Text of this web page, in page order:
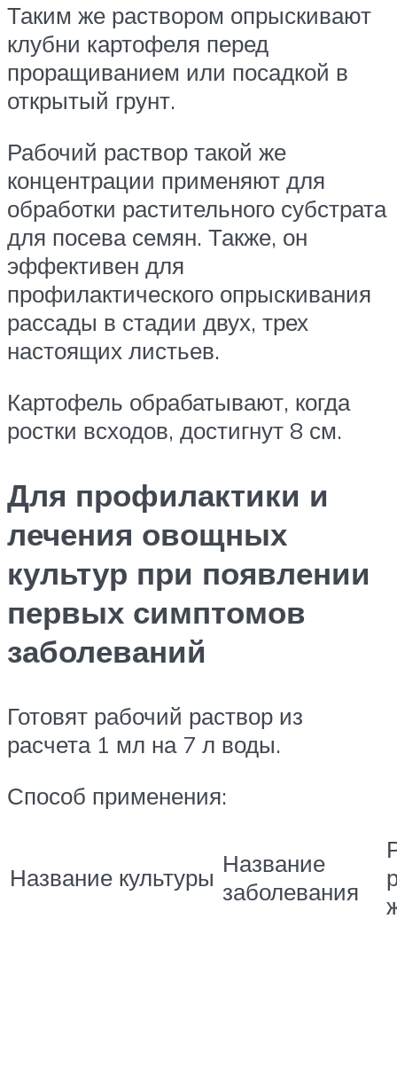
Таким же раствором опрыскивают
клубни картофеля перед
проращиванием или посадкой в
открытый грунт.
Рабочий раствор такой же
концентрации применяют для
обработки растительного субстрата
для посева семян. Также, он
эффективен для
профилактического опрыскивания
рассады в стадии двух, трех
настоящих листьев.
Картофель обрабатывают, когда
ростки всходов, достигнут 8 см.
Для профилактики и
лечения овощных
культур при появлении
первых симптомов
заболеваний
Готовят рабочий раствор из
расчета 1 мл на 7 л воды.
Способ применения:
Название культуры Название
заболевания